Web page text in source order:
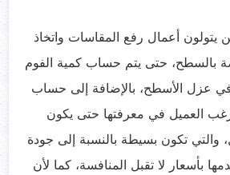
يتولون أعمال رفع المقاسات واتخاذ
بالسطح، حتى يتم حساب كمية الفوم
عزل الأسطح، بالإضافة إلى حساب
يرغب العميل في معرفتها حتى يكون
والتي تكون بسيطة بالنسبة إلى جودة
بأسعار لا تقبل المنافسة، كما لأن